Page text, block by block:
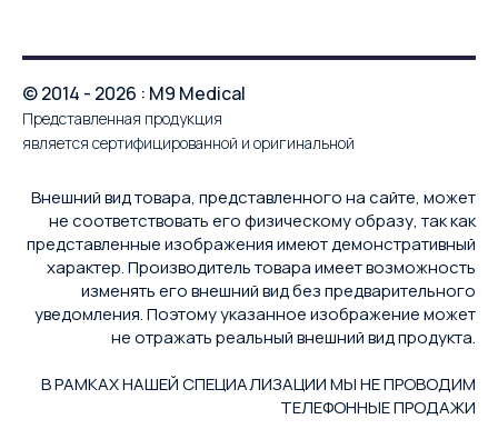
© 2014 - 2026 : M9 Medical
Представленная продукция
является сертифицированной и оригинальной
Внешний вид товара, представленного на сайте, может
не соответствовать его физическому образу, так как
представленные изображения имеют демонстративный
характер. Производитель товара имеет возможность
изменять его внешний вид без предварительного
уведомления. Поэтому указанное изображение может
не отражать реальный внешний вид продукта.
В РАМКАХ НАШЕЙ СПЕЦИАЛИЗАЦИИ МЫ НЕ ПРОВОДИМ
ТЕЛЕФОННЫЕ ПРОДАЖИ